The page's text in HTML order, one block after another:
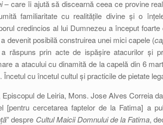
– care îi ajută să discearnă ceea ce provine
familiaritate cu realitățile divine și o
credincios al lui Dumnezeu a început
devenit posibilă construirea unei mici capele (
răspuns prin acte de ispășire atacurilor și
a atacului cu dinamită de la capelă din 6
Încetul cu încetul cultul și practicile de pietate
de Leiria, Mons. Jose Alves Correia
[pentru cercetarea faptelor de la Fatima] a
” despre Cultul Maicii Domnului de la Fatima,